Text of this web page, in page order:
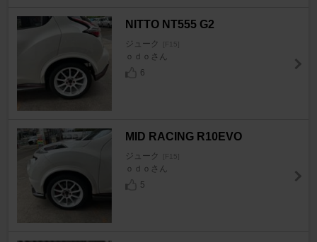
NITTO NT555 G2
ジューク [F15]
ｏｄｏさん
6
MID RACING R10EVO
ジューク [F15]
ｏｄｏさん
5